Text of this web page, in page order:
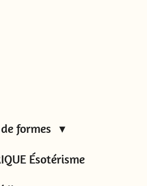
formes
Ésotérisme